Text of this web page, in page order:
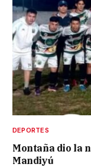
DEPORTES
Montaña dio la
Mandiyú